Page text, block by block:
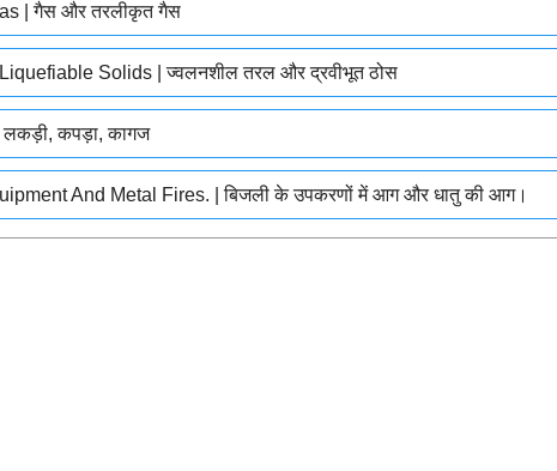
| गैस और तरलीकृत गैस
Solids | ज्वलनशील तरल और द्रवीभूत ठोस
कपड़ा, कागज
And Metal Fires. | बिजली के उपकरणों में आग और धातु की आग।